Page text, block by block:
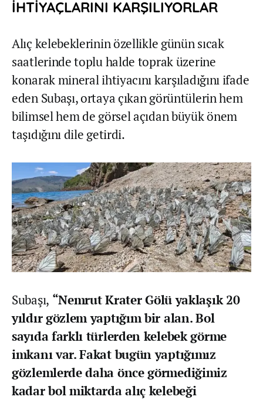
İHTİYAÇLARINI KARŞILIYORLAR
Alıç kelebeklerinin özellikle günün sıcak
saatlerinde toplu halde toprak üzerine
konarak mineral ihtiyacını karşıladığını ifade
eden Subaşı, ortaya çıkan görüntülerin hem
bilimsel hem de görsel açıdan büyük önem
taşıdığını dile getirdi.
Subaşı, “Nemrut Krater Gölü yaklaşık 20
yıldır gözlem yaptığım bir alan. Bol
sayıda farklı türlerden kelebek görme
imkanı var. Fakat bugün yaptığımız
gözlemlerde daha önce görmediğimiz
kadar bol miktarda alıç kelebeği